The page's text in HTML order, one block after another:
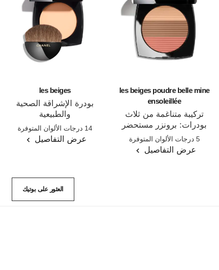
les beiges poudre belle mine
ensoleillée
تركيبة متناغمة من ثلاث
بودرات: برونزر مستحضر
لتلوين الوجنتين ومُبرز
للملامح لإشراقة صحية على
الوجه والرقبة ومنطقة أعلى
المرجع 186362
5 درجات الألوان المتوفرة
عرض التفاصيل
les beiges
بودرة الإشراقة الصحية
والطبيعية
المرجع 185872
14 درجات الألوان المتوفرة
عرض التفاصيل
العثور على بوتيك